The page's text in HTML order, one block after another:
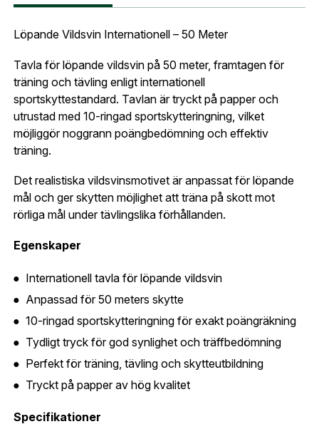
Löpande Vildsvin Internationell – 50 Meter
Tavla för löpande vildsvin på 50 meter, framtagen för
träning och tävling enligt internationell
sportskyttestandard. Tavlan är tryckt på papper och
utrustad med 10-ringad sportskytteringning, vilket
möjliggör noggrann poängbedömning och effektiv
träning.
Det realistiska vildsvinsmotivet är anpassat för löpande
mål och ger skytten möjlighet att träna på skott mot
rörliga mål under tävlingslika förhållanden.
Egenskaper
Internationell tavla för löpande vildsvin
Anpassad för 50 meters skytte
10-ringad sportskytteringning för exakt poängräkning
Tydligt tryck för god synlighet och träffbedömning
Perfekt för träning, tävling och skytteutbildning
Tryckt på papper av hög kvalitet
Specifikationer
fakturabetalning och tillgång till orderhistorik.
När du är inloggad hanteras beställningen
automatiskt enligt dina inställningar.
E-postadress:
Lösenord:*
Glömt lösenord?
Är du företag eller förening?
konto hos oss får du snabbare utcheckning,
översikt över dina beställningar och sparade
Företag- eller Föreningsnamn:*
Org. nummer
Leverans & fakturaadress
Gatuadress:
Postnummer:
Ort:*
Telefon:*
Land:*
Fyll i din e-post adress nedan så kontaktar vi dig
så fort den här produkten är tillbaka i vårt
sortiment.
Jag godkänner att mina uppgifter sparas enligt
integritetspolicyn.
Bevaka